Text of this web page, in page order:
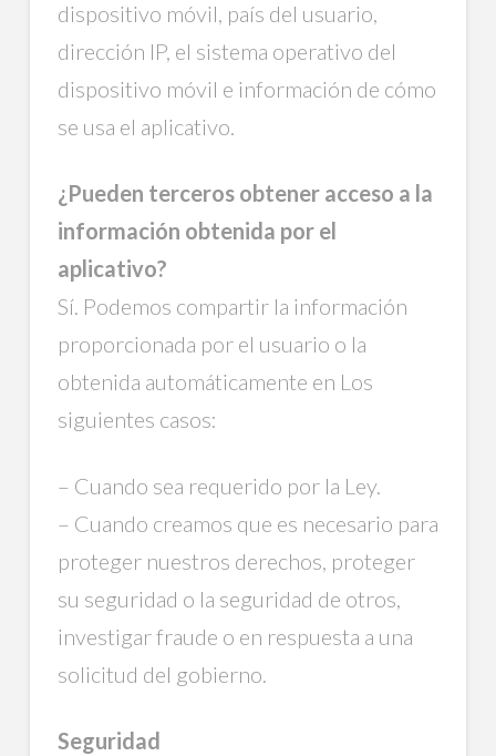
dispositivo móvil, país del usuario,
dirección IP, el sistema operativo del
dispositivo móvil e información de cómo
se usa el aplicativo.
¿Pueden terceros obtener acceso a la
información obtenida por el
aplicativo?
Sí. Podemos compartir la información
proporcionada por el usuario o la
obtenida automáticamente en Los
siguientes casos:
– Cuando sea requerido por la Ley.
– Cuando creamos que es necesario para
proteger nuestros derechos, proteger
su seguridad o la seguridad de otros,
investigar fraude o en respuesta a una
solicitud del gobierno.
Seguridad